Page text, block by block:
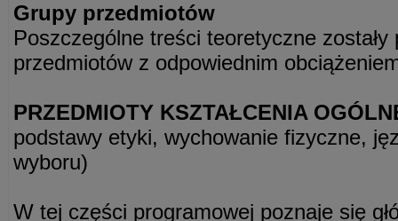
Grupy przedmiotów
Poszczególne treści teoretyczne
przedmiotów z odpowiednim
PRZEDMIOTY KSZTAŁCENIA
podstawy etyki, wychowanie fizyczne,
wyboru)
W tej części programowej poznaje się